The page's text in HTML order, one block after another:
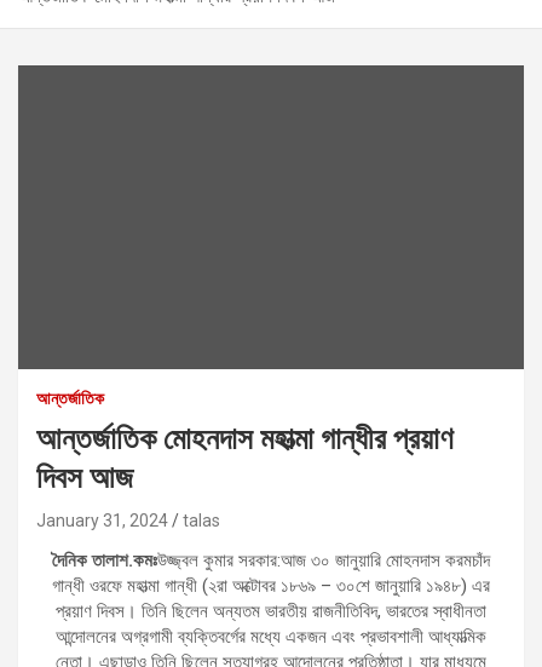
আন্তর্জাতিক
আন্তর্জাতিক মোহনদাস মহাত্মা গান্ধীর প্রয়াণ
দিবস‌ আজ
January 31, 2024 talas
দৈনিক তালাশ.কমঃউজ্জ্বল কুমার সরকার:আজ ৩০ জানুয়ারি মোহনদাস করমচাঁদ
গান্ধী ওরফে মহাত্মা গান্ধী (২রা অক্টোবর ১৮৬৯ – ৩০শে জানুয়ারি ১৯৪৮) এর
প্রয়াণ দিবস। তিনি ছিলেন অন্যতম ভারতীয় রাজনীতিবিদ, ভারতের স্বাধীনতা
আন্দোলনের অগ্রগামী ব্যক্তিবর্গের মধ্যে একজন এবং প্রভাবশালী আধ্যাত্মিক
নেতা। এছাড়াও তিনি ছিলেন সত্যাগ্রহ আন্দোলনের প্রতিষ্ঠাতা। যার মাধ্যমে